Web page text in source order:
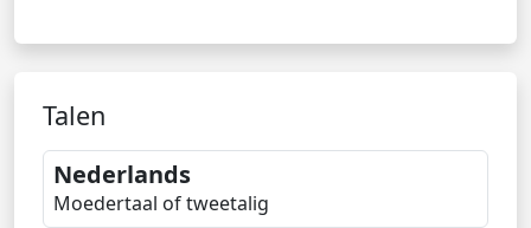
Talen
Nederlands
Moedertaal of tweetalig